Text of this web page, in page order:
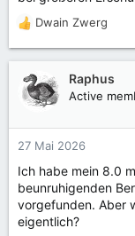
R
a
n
n
:
Dwain Zwerg
Raphus
Active
27 Mai 2026
Ich habe mein 8.0
beunruhigenden
vorgefunden. Aber
eigentlich?